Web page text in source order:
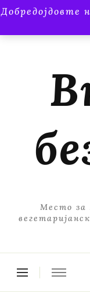
Добредојдовте
Место за